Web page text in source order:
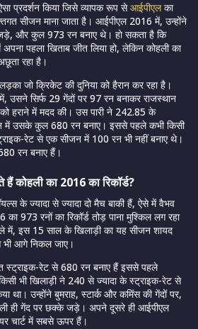
प्रदर्शन किया जिसे व्यापक रूप सेआईपीएलका
सीजन माना जाता है। आईपीएल 2016 में, उन्होंने
और कुल 973 रन बनाए थे। हो सकता है कि
पहला खिताब जीत लिया हो, लेकिन कोहली का
रहा है।
जो क्रिकेट की दुनिया को हैरान कर रहा है।
उसने सिर्फ 29 गेंदों पर 97 रन बनाकर राजस्थान
को हराने में मदद की। उस पारी ने 242.85 के
में उसके कुल 680 रन बनाए। इससे पहले कभी किसी
रेट से एक सीजन में 100 रन भी नहीं बनाए थे।
रन बनाए हैं।
कोहली का 2016 का रिकॉर्ड?
के ज्यादा से ज्यादा दो मैच बाकी हैं, ऐसे में वैभव
973 रनों का रिकॉर्ड तोड़ पाना मुश्किल लग रहा
में, इस 15 साल के खिलाड़ी का यह सीजन शायद
भी आगे निकल जाए।
स्ट्राइक-रेट से 680 रन बनाए हैं इससे पहले
भी खिलाड़ी ने 240 से ज्यादा के स्ट्राइक-रेट से
था। उन्होंने बुमराह, स्टार्क और कमिंस की गेंदों पर,
ही गेंद पर छक्के जड़े। अपने दूसरे ही आईपीएल
चार्ट में सबसे ऊपर हैं।